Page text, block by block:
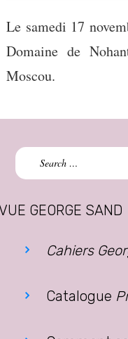
Le samedi 17
Domaine de
Moscou.
Search
for:
GEORGE SAND
Cahiers
Catalogue